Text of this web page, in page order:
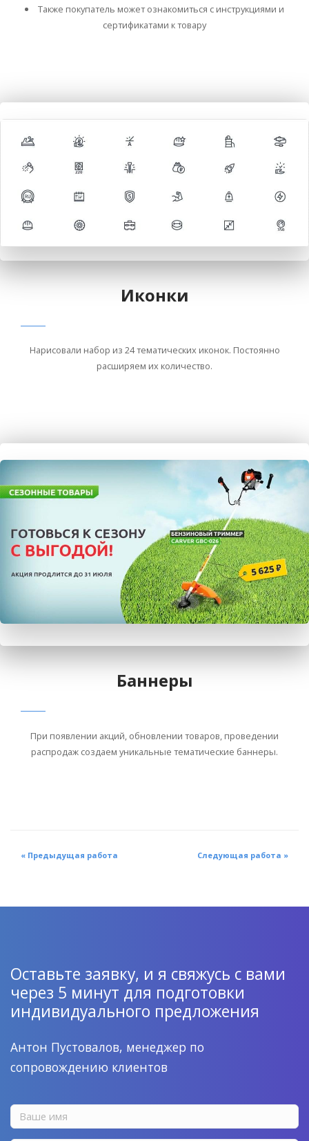
Также покупатель может ознакомиться с инструкциями и
сертификатами к товару
Иконки
Нарисовали набор из 24 тематических иконок. Постоянно
расширяем их количество.
Баннеры
При появлении акций, обновлении товаров, проведении
распродаж создаем уникальные тематические баннеры.
« Предыдущая работа Следующая работа »
Оставьте заявку, и я свяжусь с вами
через 5 минут для подготовки
индивидуального предложения
Антон Пустовалов, менеджер по
сопровождению клиентов